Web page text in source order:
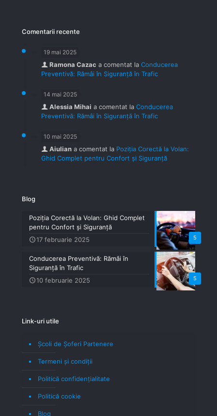
Comentarii recente
19 mai 2025
Ramona Cazac a comentat la Conducerea
Preventivă: Rămâi în Siguranță în Trafic
14 mai 2025
Alessia Mihai a comentat la Conducerea
Preventivă: Rămâi în Siguranță în Trafic
10 mai 2025
Aiulian a comentat la Poziția Corectă la Volan:
Ghid Complet pentru Confort și Siguranță
Blog
5
Poziția Corectă la Volan: Ghid Complet
pentru Confort și Siguranță
17 februarie 2025
5
Conducerea Preventivă: Rămâi în
Siguranță în Trafic
10 februarie 2025
Link-uri utile
Școli de Șoferi Partenere
Termeni şi condiţii
Politică confidenţialitate
Politică cookie
Blog